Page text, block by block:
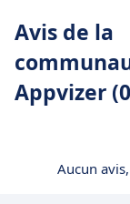
Avis de la
Appvizer
Aucun